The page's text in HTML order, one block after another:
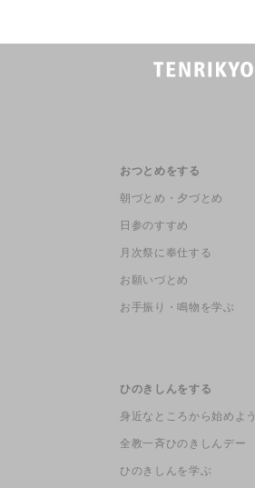
おつとめをする
朝づとめ・夕づとめ
日参のすすめ
月次祭に奉仕する
お願いづとめ
お手振り・鳴物を学ぶ
ひのきしんをする
身近なところから始めよう
全教一斉ひのきしんデー
ひのきしんを学ぶ